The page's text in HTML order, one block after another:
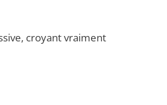
croyant vraiment